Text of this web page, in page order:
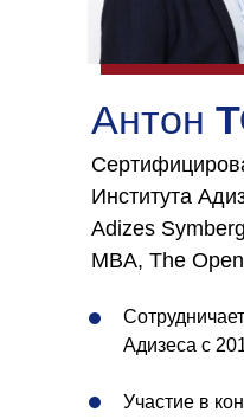
Антон
Института
Adizes
MBA, The
Адизеса с
Участие в